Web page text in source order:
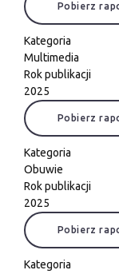
Pobierz
Kategoria
Multimedia
Rok publikacji
2025
Pobierz
Kategoria
Obuwie
Rok publikacji
2025
Pobierz
Kategoria